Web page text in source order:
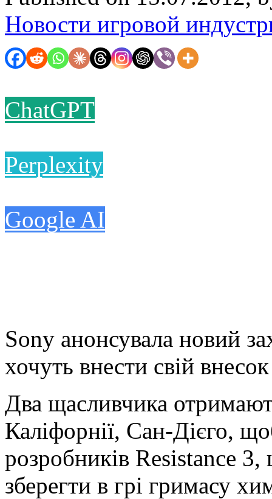
Новости игровой
ChatGPT
Perplexity
Google AI
Sony анонсувала новий
хочуть внести свій
Два щасливчика
Каліфорнії, Сан-Дієго,
розробників Resistance
зберегти в грі гримасу